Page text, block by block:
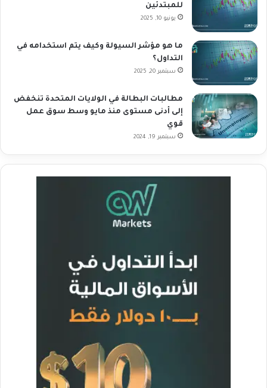
للمبتدئين
يونيو 10, 2025
ما هو مؤشر السيولة وكيف يتم استخدامه في
التداول؟
سبتمبر 20, 2025
مطالبات البطالة في الولايات المتحدة تنخفض
إلى أدنى مستوى منذ مايو وسط سوق عمل
قوي
سبتمبر 19, 2024